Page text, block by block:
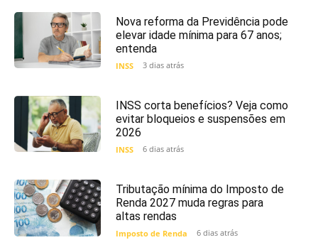
Nova reforma da Previdência pode
elevar idade mínima para 67 anos;
entenda
INSS 3 dias atrás
INSS corta benefícios? Veja como
evitar bloqueios e suspensões em
2026
INSS 6 dias atrás
Tributação mínima do Imposto de
Renda 2027 muda regras para
altas rendas
Imposto de Renda 6 dias atrás